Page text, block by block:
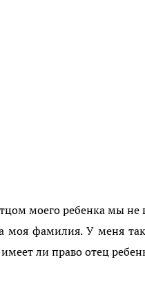
моего ребенка мы не
моя фамилия. У меня
ли право отец